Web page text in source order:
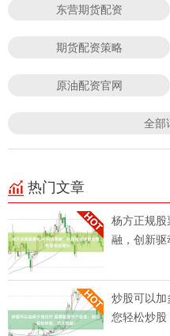
东营期货配资
期货配资策略
原油配资官网
全部
热门文章
杨方正规
融，创新驱
炒股可以
您轻松炒股